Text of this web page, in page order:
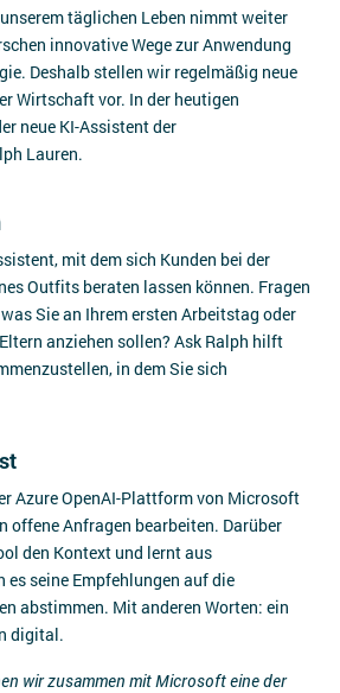
täglichen Leben nimmt weiter
innovative Wege zur Anwendung
Deshalb stellen wir regelmäßig neue
Wirtschaft vor. In der heutigen
neue KI-Assistent der
Lauren.
mit dem sich Kunden bei der
Outfits beraten lassen können. Fragen
Sie an Ihrem ersten Arbeitstag oder
anziehen sollen? Ask Ralph hilft
in dem Sie sich
Azure OpenAI-Plattform von Microsoft
offene Anfragen bearbeiten. Darüber
den Kontext und lernt aus
es seine Empfehlungen auf die
abstimmen. Mit anderen Worten: ein
digital.
wir zusammen mit Microsoft eine der